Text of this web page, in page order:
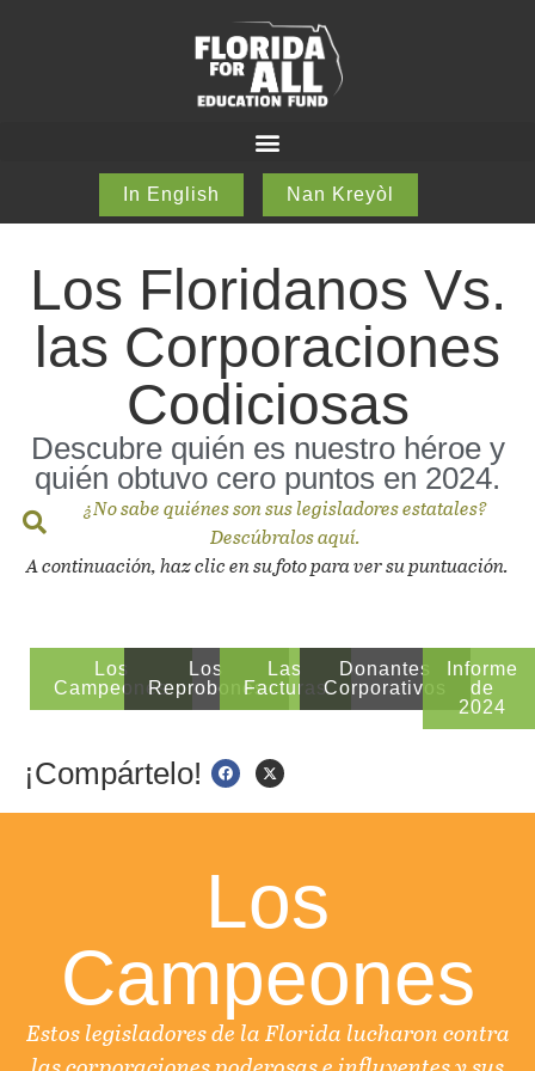
In English Nan Kreyòl
Los Floridanos Vs.
las Corporaciones
Codiciosas
Descubre quién es nuestro héroe y
quién obtuvo cero puntos en 2024.
¿No sabe quiénes son sus legisladores estatales?
Descúbralos aquí.
A continuación, haz clic en su foto para ver su puntuación.
Los
Campeones
Los
Reprobones
Las
Facturas
Donantes
Corporativos
Informe
de
2024
¡Compártelo!
Los
Campeones
Estos legisladores de la Florida lucharon contra